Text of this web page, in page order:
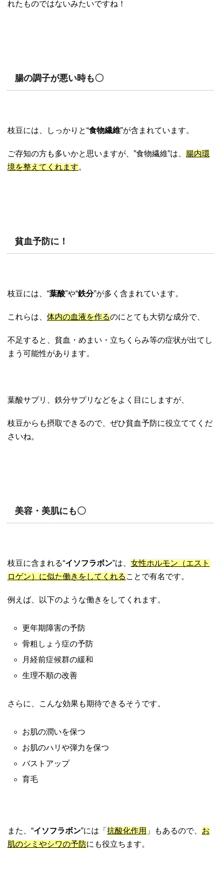
れたものではないみたいですね！
腸の調子が悪い時も〇
枝豆には、しっかりと“食物繊維”が含まれています。
ご存知の方も多いかと思いますが、”食物繊維”は、 腸内環
境を整えてくれます。
貧血予防に！
枝豆には、“葉酸”や“鉄分”が多く含まれています。
これらは、 体内の血液を作るのにとても大切な成分で、
不足すると、貧血・めまい・立ちくらみ等の症状が出てし
まう可能性があります。
葉酸サプリ、鉄分サプリなどをよく目にしますが、
枝豆からも摂取できるので、ぜひ貧血予防に役立ててくだ
さいね。
美容・美肌にも〇
枝豆に含まれる“イソフラボン”は、 女性ホルモン（エスト
ロゲン）に似た働きをしてくれる ことで有名です。
例えば、以下のような働きをしてくれます。
更年期障害の予防
骨粗しょう症の予防
月経前症候群の緩和
生理不順の改善
さらに、こんな効果も期待できるそうです。
お肌の潤いを保つ
お肌のハリや弾力を保つ
バストアップ
育毛
また、“イソフラボン”には「 抗酸化作用 」もあるので、 お
肌のシミやシワの予防にも役立ちます。